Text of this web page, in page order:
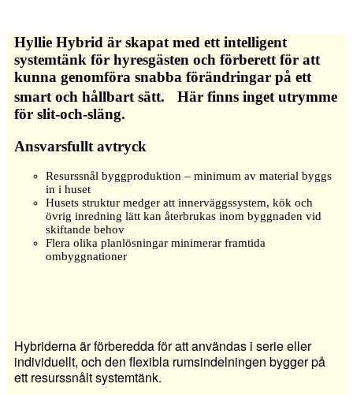
Hyllie Hybrid är skapat med ett intelligent
systemtänk för hyresgästen och förberett för att
kunna genomföra snabba förändringar på ett
smart och hållbart sätt. Här finns inget utrymme
för slit-och-släng.
Ansvarsfullt avtryck
Resurssnål byggproduktion – minimum av material byggs
in i huset
Husets struktur medger att innerväggssystem, kök och
övrig inredning lätt kan återbrukas inom byggnaden vid
skiftande behov
Flera olika planlösningar minimerar framtida
ombyggnationer
Hybriderna är förberedda för att användas i serie eller
individuellt, och den flexibla rumsindelningen bygger på
ett resurssnålt systemtänk.